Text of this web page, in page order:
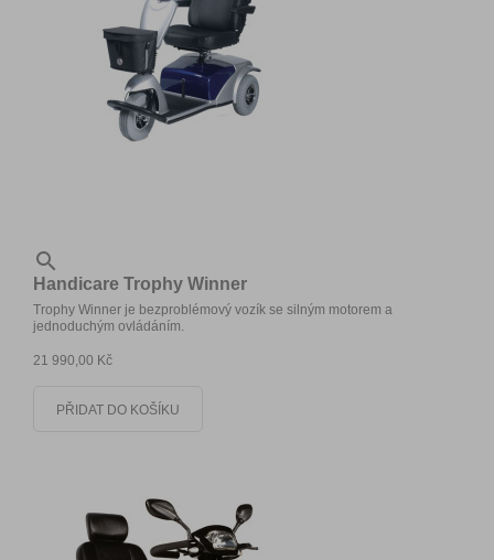

Handicare Trophy Winner
Trophy Winner je bezproblémový vozík se silným motorem a
jednoduchým ovládáním.
21 990,00 Kč
PŘIDAT DO KOŠÍKU